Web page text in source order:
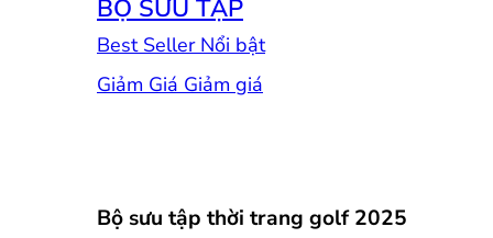
BỘ SƯU TẬP
Best Seller
Giảm Giá
Bộ sưu tập thời trang golf 2025